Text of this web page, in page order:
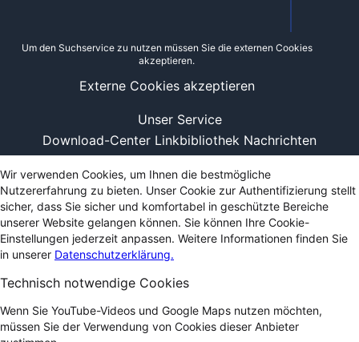
Unser Service
Download-Center Linkbibliothek Nachrichten
Um den Suchservice zu nutzen müssen Sie die externen Cookies
akzeptieren.
Externe Cookies akzeptieren
Wir verwenden Cookies, um Ihnen die bestmögliche
Nutzererfahrung zu bieten. Unser Cookie zur Authentifizierung stellt
sicher, dass Sie sicher und komfortabel in geschützte Bereiche
unserer Website gelangen können. Sie können Ihre Cookie-
Einstellungen jederzeit anpassen. Weitere Informationen finden Sie
in unserer Datenschutzerklärung.
Technisch notwendige Cookies
Wenn Sie YouTube-Videos und Google Maps nutzen möchten,
müssen Sie der Verwendung von Cookies dieser Anbieter